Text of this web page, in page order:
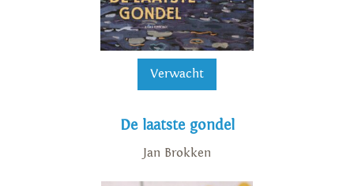
Verwacht
De laatste gondel
Jan Brokken